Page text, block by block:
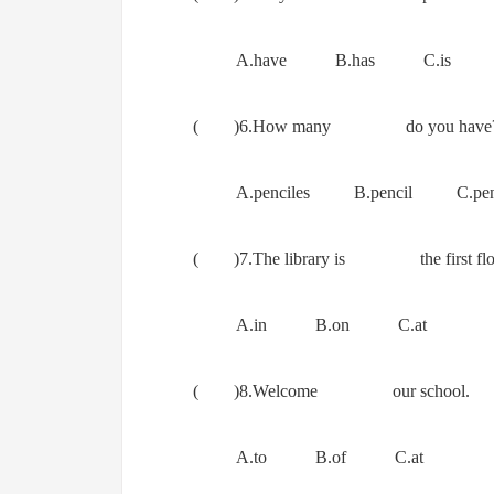
A.have B.has C.is
( )6.How many do you
A.penciles B.pencil
( )7.The library is the first
A.in B.on C.at
( )8.Welcome our school.
A.to B.of C.at